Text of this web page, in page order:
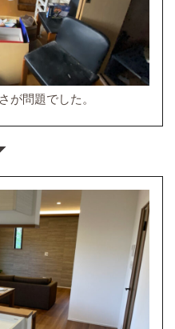
が問題でした。